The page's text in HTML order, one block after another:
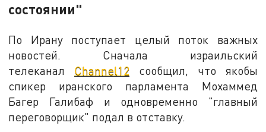
состоянии"
По Ирану поступает целый поток важных
новостей. Сначала израильский
телеканал Сhannel12 сообщил, что якобы
спикер иранского парламента Мохаммед
Багер Галибаф и одновременно "главный
переговорщик" подал в отставку.